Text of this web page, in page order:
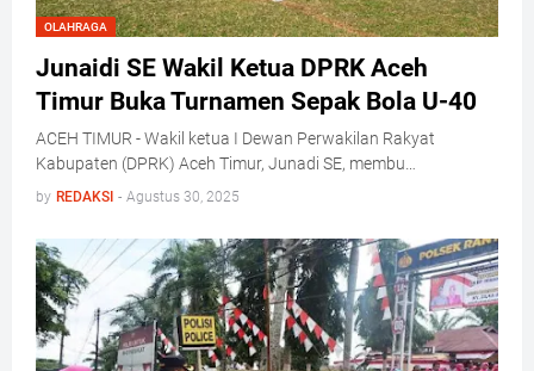
OLAHRAGA
Junaidi SE Wakil Ketua DPRK Aceh
Timur Buka Turnamen Sepak Bola U-40
ACEH TIMUR - Wakil ketua I Dewan Perwakilan Rakyat
Kabupaten (DPRK) Aceh Timur, Junadi SE, membu…
by REDAKSI - Agustus 30, 2025